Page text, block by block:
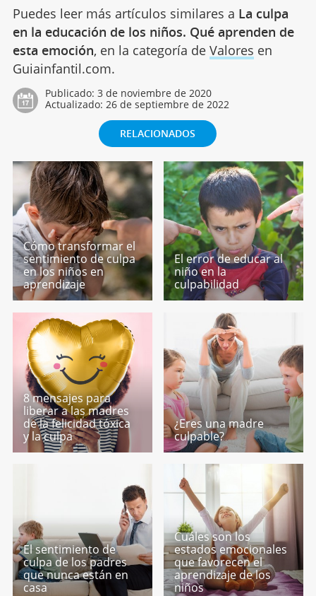
Puedes leer más artículos similares a La culpa
en la educación de los niños. Qué aprenden de
esta emoción, en la categoría de Valores en
Guiainfantil.com.
Publicado: 3 de noviembre de 2020
Actualizado: 26 de septiembre de 2022
RELACIONADOS
Cómo transformar el
sentimiento de culpa
en los niños en
aprendizaje
El error de educar al
niño en la
culpabilidad
8 mensajes para
liberar a las madres
de la felicidad tóxica
y la culpa
¿Eres una madre
culpable?
El sentimiento de
culpa de los padres
que nunca están en
casa
Cuáles son los
estados emocionales
que favorecen el
aprendizaje de los
niños